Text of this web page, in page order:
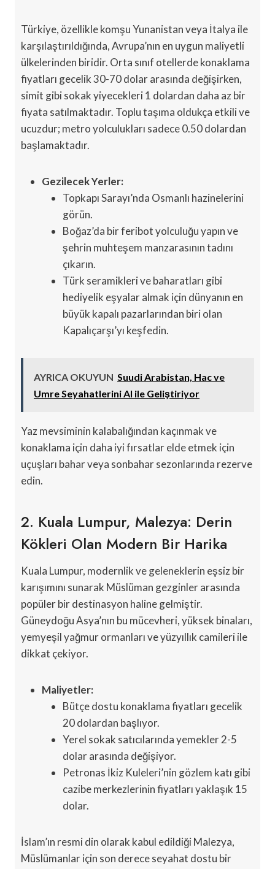
Türkiye, özellikle komşu Yunanistan veya İtalya ile
karşılaştırıldığında, Avrupa’nın en uygun maliyetli
ülkelerinden biridir. Orta sınıf otellerde konaklama
fiyatları gecelik 30-70 dolar arasında değişirken,
simit gibi sokak yiyecekleri 1 dolardan daha az bir
fiyata satılmaktadır. Toplu taşıma oldukça etkili ve
ucuzdur; metro yolculukları sadece 0.50 dolardan
başlamaktadır.
Gezilecek Yerler:
Topkapı Sarayı’nda Osmanlı hazinelerini
görün.
Boğaz’da bir feribot yolculuğu yapın ve
şehrin muhteşem manzarasının tadını
çıkarın.
Türk seramikleri ve baharatları gibi
hediyelik eşyalar almak için dünyanın en
büyük kapalı pazarlarından biri olan
Kapalıçarşı’yı keşfedin.
AYRICA OKUYUN Suudi Arabistan, Hac ve
Umre Seyahatlerini AI ile Geliştiriyor
Yaz mevsiminin kalabalığından kaçınmak ve
konaklama için daha iyi fırsatlar elde etmek için
uçuşları bahar veya sonbahar sezonlarında rezerve
edin.
2. Kuala Lumpur, Malezya: Derin
Kökleri Olan Modern Bir Harika
Kuala Lumpur, modernlik ve geleneklerin eşsiz bir
karışımını sunarak Müslüman gezginler arasında
popüler bir destinasyon haline gelmiştir.
Güneydoğu Asya’nın bu mücevheri, yüksek binaları,
yemyeşil yağmur ormanları ve yüzyıllık camileri ile
dikkat çekiyor.
Maliyetler:
Bütçe dostu konaklama fiyatları gecelik
20 dolardan başlıyor.
Yerel sokak satıcılarında yemekler 2-5
dolar arasında değişiyor.
Petronas İkiz Kuleleri’nin gözlem katı gibi
cazibe merkezlerinin fiyatları yaklaşık 15
dolar.
İslam’ın resmi din olarak kabul edildiği Malezya,
Müslümanlar için son derece seyahat dostu bir